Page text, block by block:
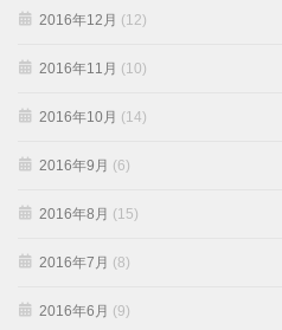
2016年12月 (12)
2016年11月 (10)
2016年10月 (14)
2016年9月 (6)
2016年8月 (15)
2016年7月 (8)
2016年6月 (9)